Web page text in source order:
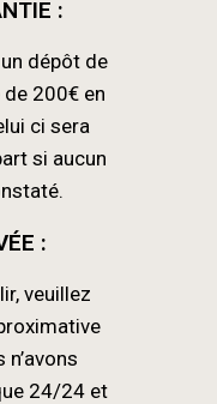
:
dépôt de
200€ en
ci sera
si aucun
:
veuillez
24/24 et